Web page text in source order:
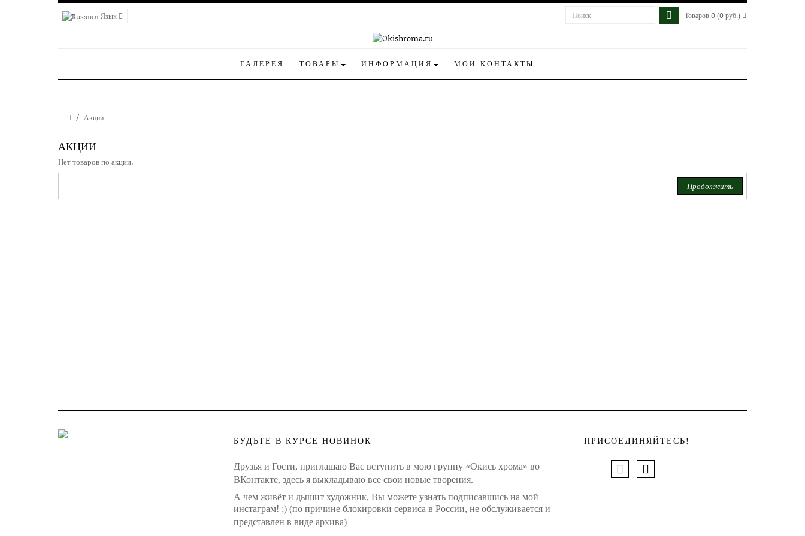
Язык Товаров 0 (0 руб.)
ГАЛЕРЕЯ ТОВАРЫ ИНФОРМАЦИЯ МОИ КОНТАКТЫ
Акции
АКЦИИ
Нет товаров по акции.
Продолжить
БУДЬТЕ В КУРСЕ НОВИНОК
Друзья и Гости, приглашаю Вас вступить в мою группу «Окись хрома» во
ВКонтакте, здесь я выкладываю все свои новые творения.
А чем живёт и дышит художник, Вы можете узнать подписавшись на мой
инстаграм! ;) (по причине блокировки сервиса в России, не обслуживается и
представлен в виде архива)
ПРИСОЕДИНЯЙТЕСЬ!